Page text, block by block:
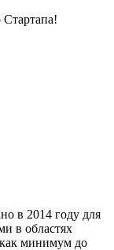
Стартапа!
в 2014 году для
в областях
минимум до